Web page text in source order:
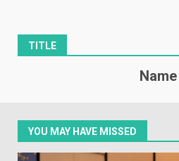
TITLE
Name
YOU MAY HAVE MISSED